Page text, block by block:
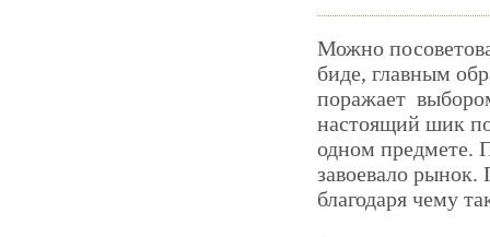
Можно
биде, главным
поражает
настоящий шик
одном предмете.
завоевало
благодаря чему